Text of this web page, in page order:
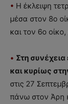
• Η έκλειψη
μέσα στον 8ο
και τον 6ο
• Στη
και κυρίως
στις 27
πάνω στον Άρη